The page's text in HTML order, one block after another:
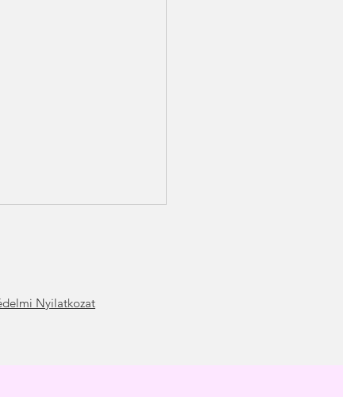
Nyilatkozat